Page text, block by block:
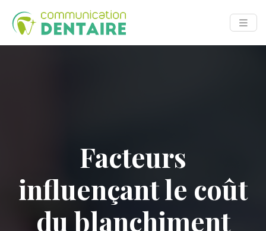
Facteurs
influençant le coût
du blanchiment